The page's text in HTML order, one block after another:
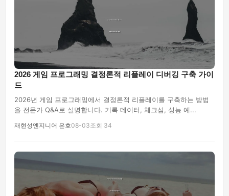
2026 게임 프로그래밍 결정론적 리플레이 디버깅 구축 가이
드
2026년 게임 프로그래밍에서 결정론적 리플레이를 구축하는 방법
을 전문가 Q&A로 설명합니다. 기록 데이터, 체크섬, 성능 예...
재현성엔지니어 은호08-03조회 34